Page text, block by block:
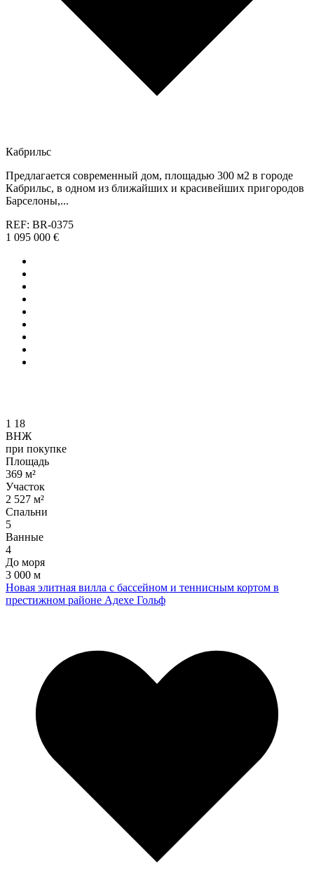
Кабрильс
Предлагается современный дом, площадью 300 м2 в городе
Кабрильс, в одном из ближайших и красивейших пригородов
Барселоны,...
REF: BR-0375
1 095 000 €
1 18
ВНЖ
при покупке
Площадь
369 м²
Участок
2 527 м²
Спальни
5
Ванные
4
До моря
3 000 м
Новая элитная вилла с бассейном и теннисным кортом в
престижном районе Адехе Гольф